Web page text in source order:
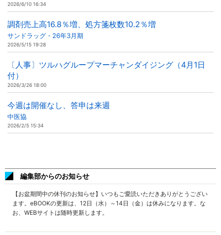
2026/6/10 16:34
調剤売上高16.8％増、処方箋枚数10.2％増
サンドラッグ・26年3月期
2026/5/15 19:28
〔人事〕ツルハグループマーチャンダイジング（4月1日
付）
2026/3/26 18:00
今週は開催なし、答申は来週
中医協
2026/2/5 15:34
編集部からのお知らせ
【お盆期間中の休刊のお知らせ】いつもご愛読いただきありがとうござい
ます。eBOOKの更新は、12日（水）～14日（金）は休みになります。な
お、WEBサイトは随時更新します。